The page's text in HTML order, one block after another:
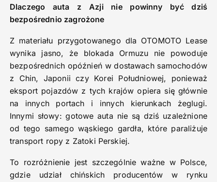
Dlaczego auta z Azji nie powinny być dziś
bezpośrednio zagrożone
Z materiału przygotowanego dla OTOMOTO Lease
wynika jasno, że blokada Ormuzu nie powoduje
bezpośrednich opóźnień w dostawach samochodów
z Chin, Japonii czy Korei Południowej, ponieważ
eksport pojazdów z tych krajów opiera się głównie
na innych portach i innych kierunkach żeglugi.
Innymi słowy: gotowe auta nie są dziś uzależnione
od tego samego wąskiego gardła, które paraliżuje
transport ropy z Zatoki Perskiej.
To rozróżnienie jest szczególnie ważne w Polsce,
gdzie udział chińskich producentów w rynku